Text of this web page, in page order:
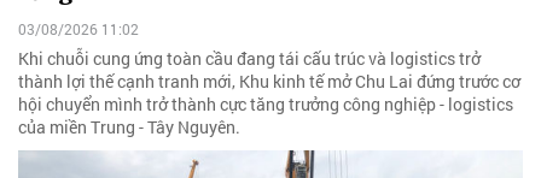
03/08/2026 11:02
Khi chuỗi cung ứng toàn cầu đang tái cấu trúc và logistics trở
thành lợi thế cạnh tranh mới, Khu kinh tế mở Chu Lai đứng trước cơ
hội chuyển mình trở thành cực tăng trưởng công nghiệp - logistics
của miền Trung - Tây Nguyên.